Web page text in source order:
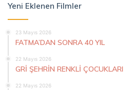
Yeni Eklenen Filmler
23 Mayıs 2026
FATMA’DAN SONRA 40 YIL
22 Mayıs 2026
GRİ ŞEHRİN RENKLİ ÇOCUKLARI
22 Mayıs 2026